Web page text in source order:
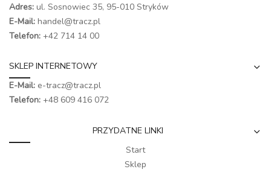
Adres: ul. Sosnowiec 35, 95-010 Stryków
E-Mail: handel@tracz.pl
Telefon: +42 714 14 00
SKLEP INTERNETOWY
E-Mail: e-tracz@tracz.pl
Telefon: +48 609 416 072
PRZYDATNE LINKI
Start
Sklep